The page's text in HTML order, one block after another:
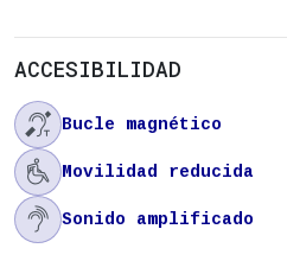
ACCESIBILIDAD
 Bucle magnético
 Movilidad reducida
 Sonido amplificado